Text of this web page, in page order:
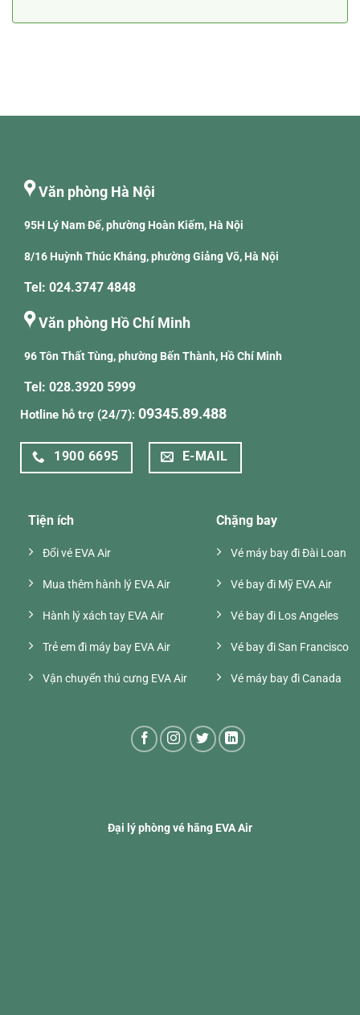
Văn phòng Hà Nội
95H Lý Nam Đế, phường Hoàn Kiếm, Hà Nội
8/16 Huỳnh Thúc Kháng, phường Giảng Võ, Hà Nội
Tel: 024.3747 4848
Văn phòng Hồ Chí Minh
96 Tôn Thất Tùng, phường Bến Thành, Hồ Chí Minh
Tel: 028.3920 5999
Hotline hỗ trợ (24/7): 09345.89.488
1900 6695 E-MAIL
Tiện ích
Đổi vé EVA Air
Mua thêm hành lý EVA Air
Hành lý xách tay EVA Air
Trẻ em đi máy bay EVA Air
Vận chuyển thú cưng EVA Air
Chặng bay
Vé máy bay đi Đài Loan
Vé bay đi Mỹ EVA Air
Vé bay đi Los Angeles
Vé bay đi San Francisco
Vé máy bay đi Canada
Đại lý phòng vé hãng EVA Air